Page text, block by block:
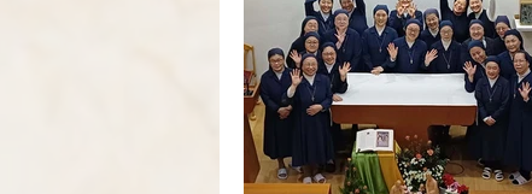
Italia-Albania-Mozambico